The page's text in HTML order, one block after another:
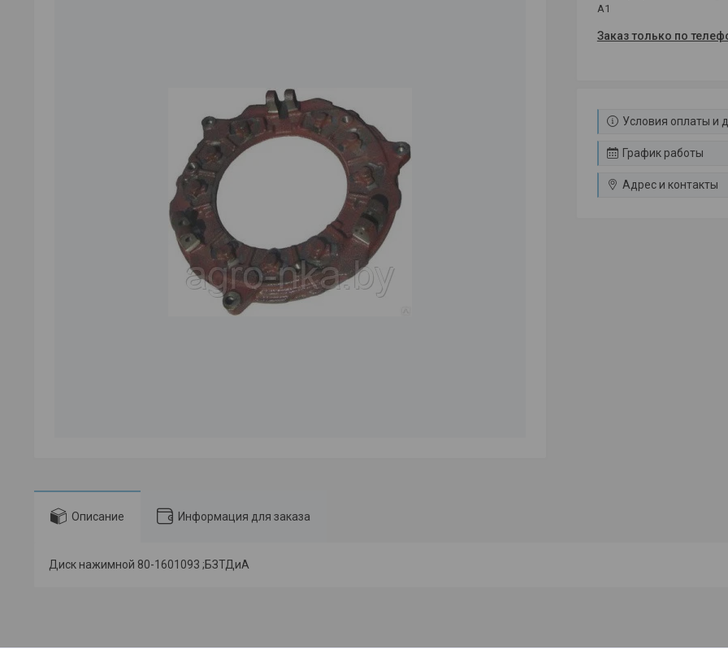
A1
Заказ только по
Условия оплаты и
График работы
Адрес и контакты
Описание Информация для заказа
Диск нажимной 80-1601093 ;БЗТДиА